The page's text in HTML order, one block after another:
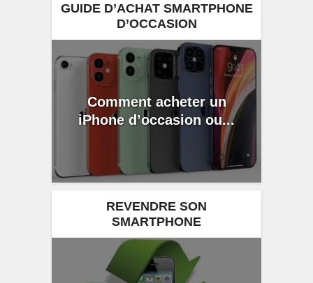
GUIDE D’ACHAT SMARTPHONE
D’OCCASION
Comment acheter un
iPhone d’occasion ou...
REVENDRE SON
SMARTPHONE